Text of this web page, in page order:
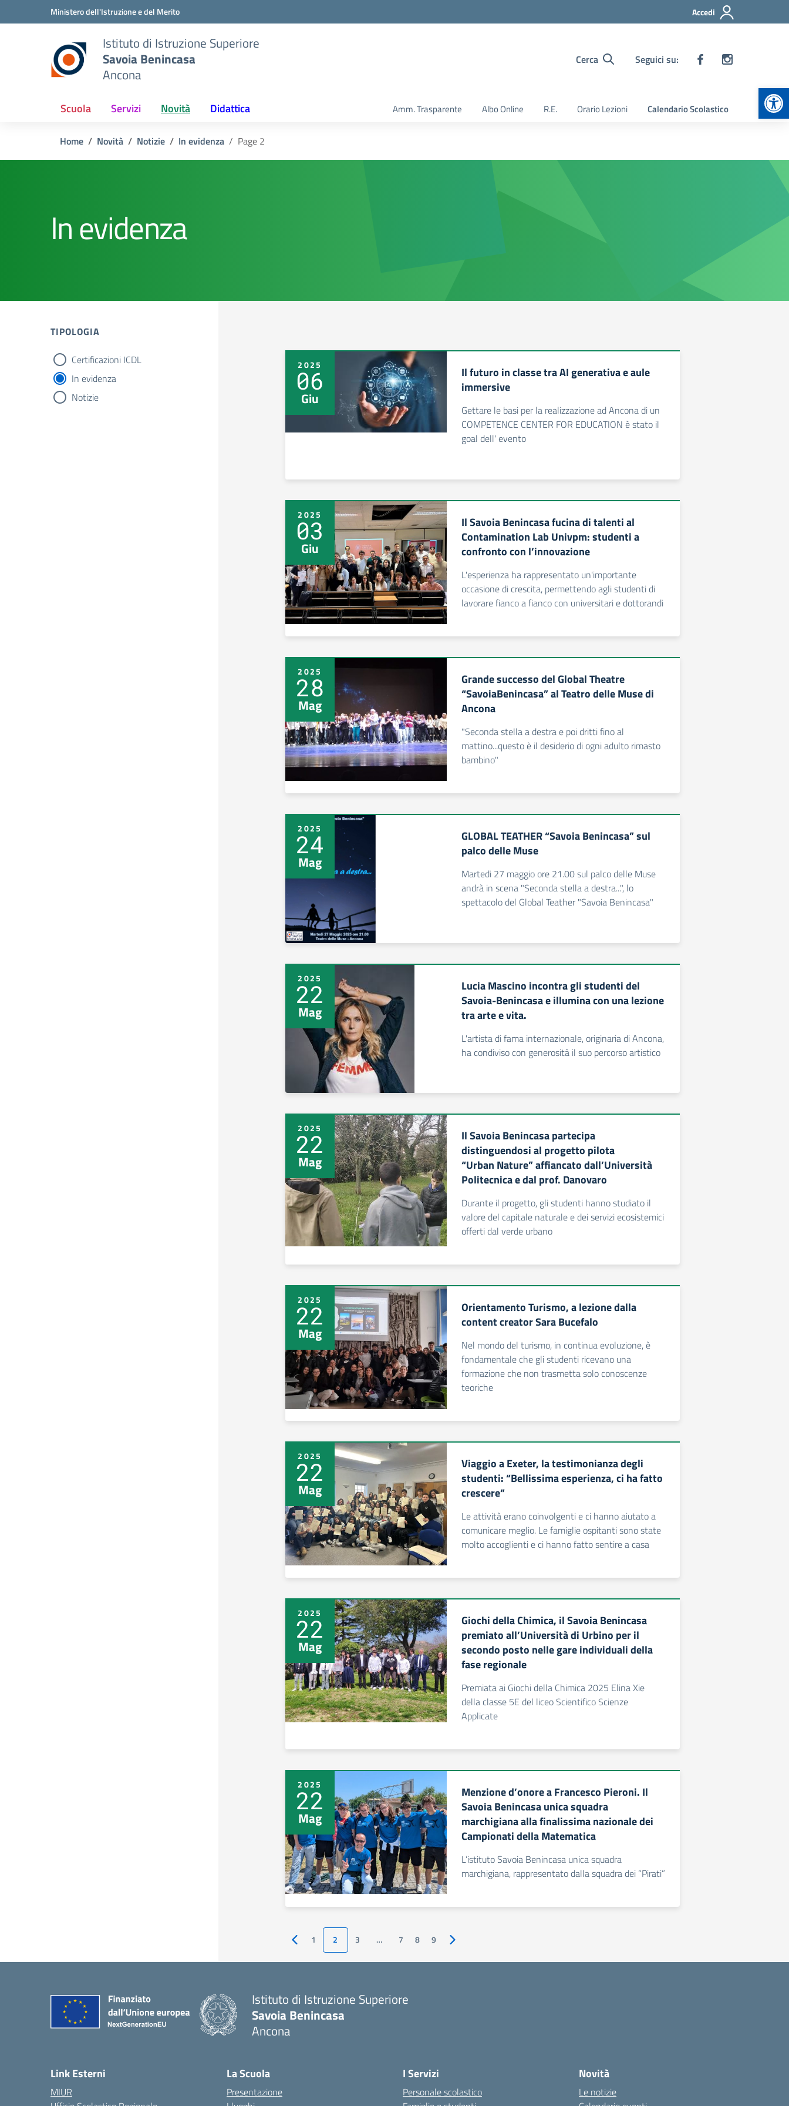
Vai ai contenuti
Vai al menu di navigazioneMinistero dell'Istruzione e del Merito Accedi
Istituto di Istruzione Superiore
Savoia Benincasa
Ancona
Cerca Seguici su:
Scuola Servizi Novità Didattica Amm. Trasparente Albo Online R.E. Orario Lezioni Calendario Scolastico
Home Novità Notizie In evidenza Page 2
In evidenza
TIPOLOGIA
tipologia di articoli
Certificazioni ICDL
In evidenza
Notizie
2025
06
Giu
Il futuro in classe tra AI generativa e aule
immersive
Gettare le basi per la realizzazione ad Ancona di un
COMPETENCE CENTER FOR EDUCATION è stato il
goal dell' evento
2025
03
Giu
Il Savoia Benincasa fucina di talenti al
Contamination Lab Univpm: studenti a
confronto con l’innovazione
L'esperienza ha rappresentato un'importante
occasione di crescita, permettendo agli studenti di
lavorare fianco a fianco con universitari e dottorandi
2025
28
Mag
Grande successo del Global Theatre
“SavoiaBenincasa” al Teatro delle Muse di
Ancona
"Seconda stella a destra e poi dritti fino al
mattino...questo è il desiderio di ogni adulto rimasto
bambino"
2025
24
Mag
GLOBAL TEATHER “Savoia Benincasa” sul
palco delle Muse
Martedi 27 maggio ore 21.00 sul palco delle Muse
andrà in scena "Seconda stella a destra...", lo
spettacolo del Global Teather "Savoia Benincasa"
2025
22
Mag
Lucia Mascino incontra gli studenti del
Savoia-Benincasa e illumina con una lezione
tra arte e vita.
L'artista di fama internazionale, originaria di Ancona,
ha condiviso con generosità il suo percorso artistico
2025
22
Mag
Il Savoia Benincasa partecipa
distinguendosi al progetto pilota
“Urban Nature” affiancato dall’Università
Politecnica e dal prof. Danovaro
Durante il progetto, gli studenti hanno studiato il
valore del capitale naturale e dei servizi ecosistemici
offerti dal verde urbano
2025
22
Mag
Orientamento Turismo, a lezione dalla
content creator Sara Bucefalo
Nel mondo del turismo, in continua evoluzione, è
fondamentale che gli studenti ricevano una
formazione che non trasmetta solo conoscenze
teoriche
2025
22
Mag
Viaggio a Exeter, la testimonianza degli
studenti: “Bellissima esperienza, ci ha fatto
crescere”
Le attività erano coinvolgenti e ci hanno aiutato a
comunicare meglio. Le famiglie ospitanti sono state
molto accoglienti e ci hanno fatto sentire a casa
2025
22
Mag
Giochi della Chimica, il Savoia Benincasa
premiato all’Università di Urbino per il
secondo posto nelle gare individuali della
fase regionale
Premiata ai Giochi della Chimica 2025 Elina Xie
della classe 5E del liceo Scientifico Scienze
Applicate
2025
22
Mag
Menzione d’onore a Francesco Pieroni. Il
Savoia Benincasa unica squadra
marchigiana alla finalissima nazionale dei
Campionati della Matematica
L’istituto Savoia Benincasa unica squadra
marchigiana, rappresentato dalla squadra dei “Pirati”
Pagina precedente
1 2 3 … 7 8 9 Pagina successiva
Istituto di Istruzione Superiore
Savoia Benincasa
Ancona
Link Esterni
MIUR
La Scuola
Presentazione
I Servizi
Personale scolastico
Novità
Le notizie